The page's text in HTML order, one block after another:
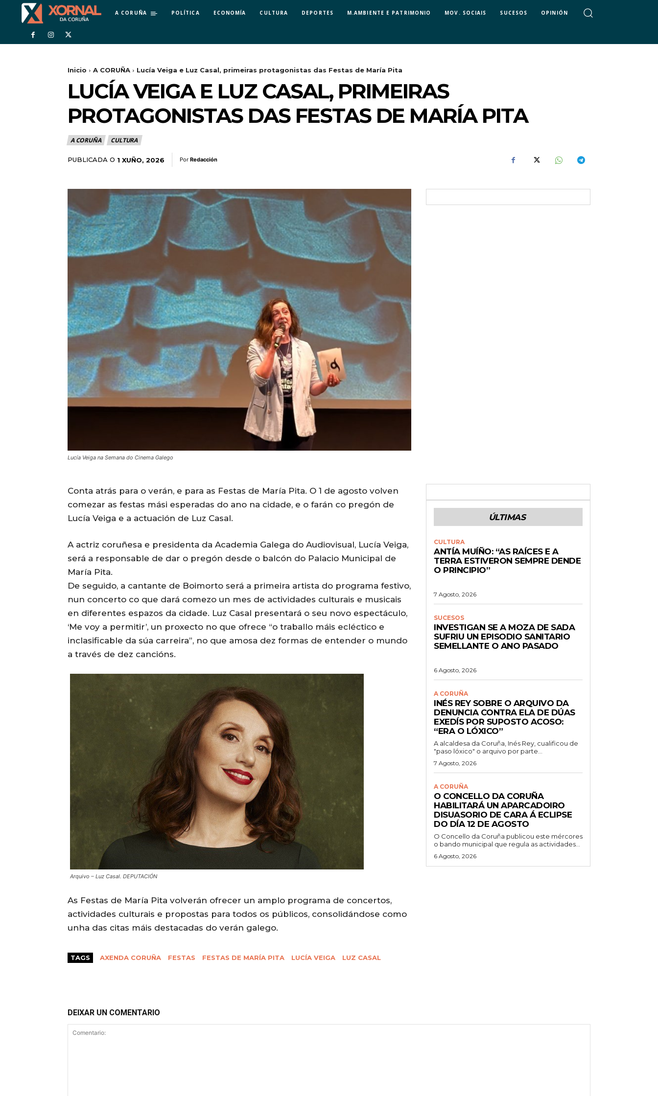
A CORUÑA POLÍTICA ECONOMÍA CULTURA DEPORTES M.AMBIENTE E PATRIMONIO MOV. SOCIAIS SUCESOS OPINIÓN
Inicio A CORUÑA Lucía Veiga e Luz Casal, primeiras protagonistas das Festas de María Pita
LUCÍA VEIGA E LUZ CASAL, PRIMEIRAS
PROTAGONISTAS DAS FESTAS DE MARÍA PITA
A CORUÑA CULTURA
PUBLICADA O 1 XUÑO, 2026 Por Redacción
Lucía Veiga na Semana do Cinema Galego
Conta atrás para o verán, e para as Festas de María Pita. O 1 de agosto volven
comezar as festas mási esperadas do ano na cidade, e o farán co pregón de
Lucía Veiga e a actuación de Luz Casal.
A actriz coruñesa e presidenta da Academia Galega do Audiovisual, Lucía Veiga,
será a responsable de dar o pregón desde o balcón do Palacio Municipal de
María Pita.
De seguido, a cantante de Boimorto será a primeira artista do programa festivo,
nun concerto co que dará comezo un mes de actividades culturais e musicais
en diferentes espazos da cidade. Luz Casal presentará o seu novo espectáculo,
‘Me voy a permitir’, un proxecto no que ofrece “o traballo máis ecléctico e
inclasificable da súa carreira”, no que amosa dez formas de entender o mundo
a través de dez cancións.
Arquivo – Luz Casal. DEPUTACIÓN
As Festas de María Pita volverán ofrecer un amplo programa de concertos,
actividades culturais e propostas para todos os públicos, consolidándose como
unha das citas máis destacadas do verán galego.
TAGS AXENDA CORUÑA FESTAS FESTAS DE MARÍA PITA LUCÍA VEIGA LUZ CASAL
ÚLTIMAS
CULTURA
ANTÍA MUÍÑO: “AS RAÍCES E A
TERRA ESTIVERON SEMPRE DENDE
O PRINCIPIO”
7 Agosto, 2026
SUCESOS
INVESTIGAN SE A MOZA DE SADA
SUFRIU UN EPISODIO SANITARIO
SEMELLANTE O ANO PASADO
6 Agosto, 2026
A CORUÑA
INÉS REY SOBRE O ARQUIVO DA
DENUNCIA CONTRA ELA DE DÚAS
EXEDÍS POR SUPOSTO ACOSO:
“ERA O LÓXICO”
A alcaldesa da Coruña, Inés Rey, cualificou de
"paso lóxico" o arquivo por parte...
7 Agosto, 2026
A CORUÑA
O CONCELLO DA CORUÑA
HABILITARÁ UN APARCADOIRO
DISUASORIO DE CARA Á ECLIPSE
DO DÍA 12 DE AGOSTO
O Concello da Coruña publicou este mércores
o bando municipal que regula as actividades...
6 Agosto, 2026
DEIXAR UN COMENTARIO